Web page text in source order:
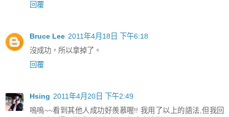
回覆
Bruce Lee 2011年4月18日 下午6:18
沒成功，所以拿掉了。
回覆
Hsing 2011年4月20日 下午2:49
嗚嗚~~看到其他人成功好羨慕喔!! 我用了以上的語法,但我回